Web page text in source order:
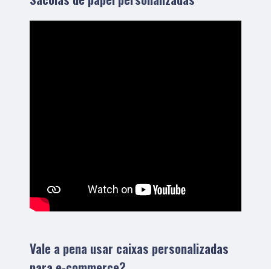
Vale a pena usar caixas personalizadas